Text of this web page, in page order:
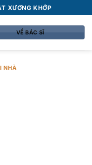
XƯƠNG KHỚP
VỀ BÁC SĨ
NHÀ